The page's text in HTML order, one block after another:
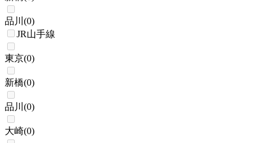
品川 (0)
JR山手線
東京(0)
新橋(0)
品川 (0)
大崎(0)